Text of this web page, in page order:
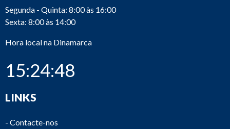
Segunda - Quinta: 8:00 às 16:00
Sexta: 8:00 às 14:00
Hora local na Dinamarca
15:24:48
LINKS
- Contacte-nos